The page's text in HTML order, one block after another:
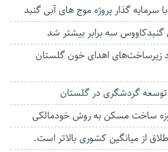
گذار پروژه موج های آبی گنبد
گنبدکاووس سه برابر بیشتر شد
بهبود زیرساخت‌های اهدای خون گلستان
توسعه گردشگری در گلستان
از میانگین کشوری بالاتر است.